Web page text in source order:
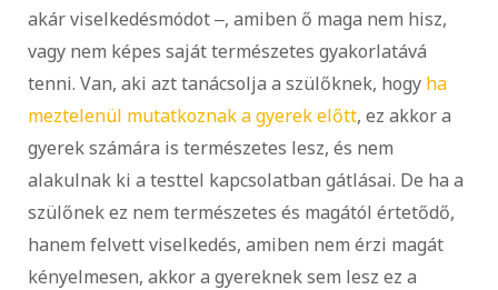
akár viselkedésmódot ‒, amiben ő maga nem hisz,
vagy nem képes saját természetes gyakorlatává
tenni. Van, aki azt tanácsolja a szülőknek, hogy ha
meztelenül mutatkoznak a gyerek előtt, ez akkor a
gyerek számára is természetes lesz, és nem
alakulnak ki a testtel kapcsolatban gátlásai. De ha a
szülőnek ez nem természetes és magától értetődő,
hanem felvett viselkedés, amiben nem érzi magát
kényelmesen, akkor a gyereknek sem lesz ez a